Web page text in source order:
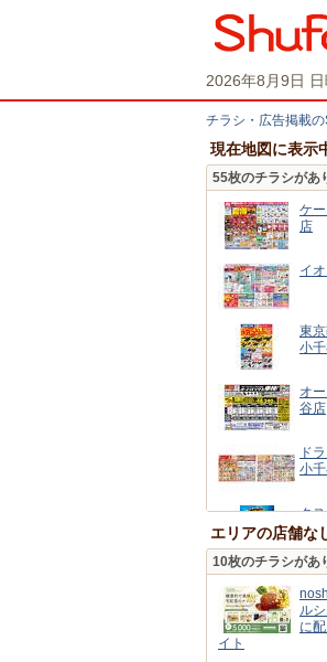
2026年8月9日 日
チラシ・​広告掲載の​
現在地図に表示
55枚のチラシがあ
ケ
店
イ
東
小
オ
谷店
ド
小
ク
谷店
ワ
千
洋
エリアの店舗な
10枚のチラシがあ
ル
に
イト